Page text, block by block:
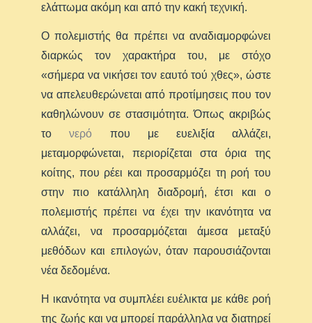
ελάττωμα ακόμη και από την κακή τεχνική.
Ο πολεμιστής θα πρέπει να αναδιαμορφώνει
διαρκώς τον χαρακτήρα του, με στόχο
«σήμερα να νικήσει τον εαυτό τού χθες», ώστε
να απελευθερώνεται από προτίμησεις που τον
καθηλώνουν σε στασιμότητα. Όπως ακριβώς
τονερό που με ευελιξία αλλάζει,
μεταμορφώνεται, περιορίζεται στα όρια της
κοίτης, που ρέει και προσαρμόζει τη ροή του
στην πιο κατάλληλη διαδρομή, έτσι και ο
πολεμιστής πρέπει να έχει την ικανότητα να
αλλάζει, να προσαρμόζεται άμεσα μεταξύ
μεθόδων και επιλογών, όταν παρουσιάζονται
νέα δεδομένα.
Η ικανότητα να συμπλέει ευέλικτα με κάθε ροή
της ζωής και να μπορεί παράλληλα να διατηρεί